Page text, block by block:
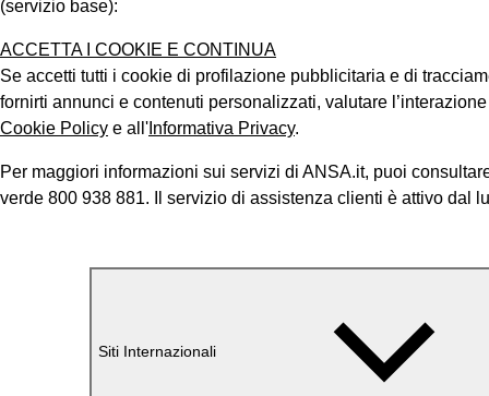
(servizio base):
ACCETTA I COOKIE E CONTINUA
Se accetti tutti i cookie di profilazione pubblicitaria e di
fornirti annunci e contenuti personalizzati, valutare
Cookie Policy e all' Informativa Privacy.
Per maggiori informazioni sui servizi di ANSA.it, puoi
verde 800 938 881. Il servizio di assistenza clienti è attivo dal
Siti Internazionali